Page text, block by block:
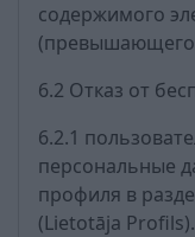
содержимого
(превышающего
6.2 Отказ от
6.2.1
персональные
профиля в
(Lietotāja